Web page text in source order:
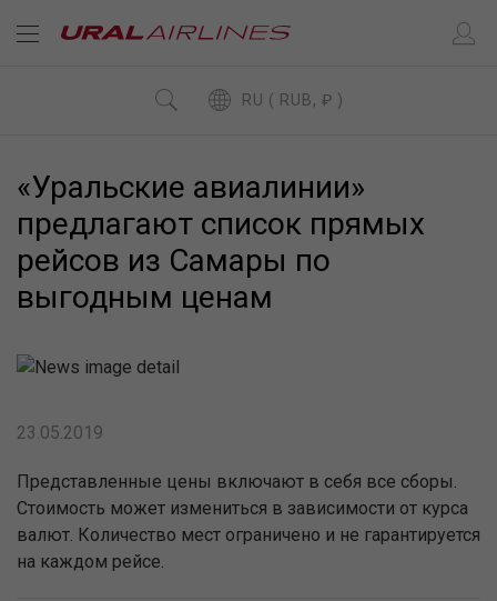
RU ( RUB, ₽ )
«Уральские авиалинии»
предлагают список прямых
рейсов из Самары по
выгодным ценам
23.05.2019
Представленные цены включают в себя все сборы.
Стоимость может измениться в зависимости от курса
валют. Количество мест ограничено и не гарантируется
на каждом рейсе.